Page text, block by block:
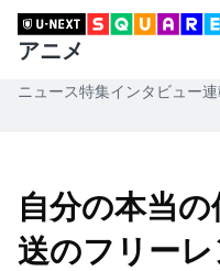
アニメ
ニュース特集インタビュー
自分の本当
送のフリー